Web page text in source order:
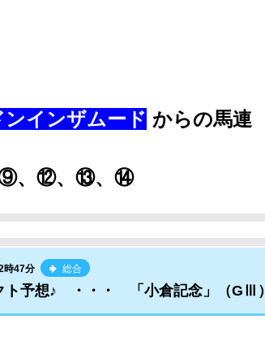
インザムード からの馬連
、⑫、⑬、⑭
時47分 総合
ト予想♪ ・・・ 「小倉記念」（GⅢ）